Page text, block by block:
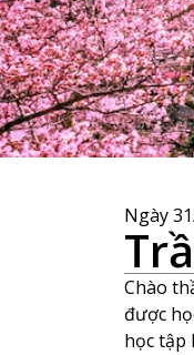
Ngày
Chào
được
học tập